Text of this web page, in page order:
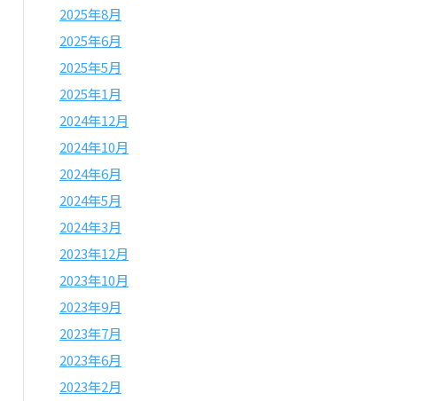
2025年8月
2025年6月
2025年5月
2025年1月
2024年12月
2024年10月
2024年6月
2024年5月
2024年3月
2023年12月
2023年10月
2023年9月
2023年7月
2023年6月
2023年2月